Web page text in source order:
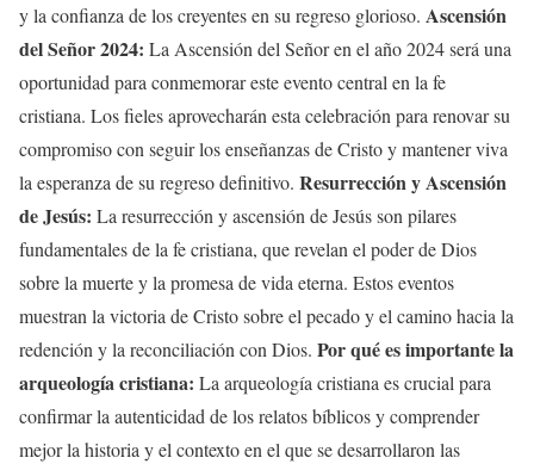
y la confianza de los creyentes en su regreso glorioso. Ascensión
del Señor 2024: La Ascensión del Señor en el año 2024 será una
oportunidad para conmemorar este evento central en la fe
cristiana. Los fieles aprovecharán esta celebración para renovar su
compromiso con seguir los enseñanzas de Cristo y mantener viva
la esperanza de su regreso definitivo. Resurrección y Ascensión
de Jesús: La resurrección y ascensión de Jesús son pilares
fundamentales de la fe cristiana, que revelan el poder de Dios
sobre la muerte y la promesa de vida eterna. Estos eventos
muestran la victoria de Cristo sobre el pecado y el camino hacia la
redención y la reconciliación con Dios. Por qué es importante la
arqueología cristiana: La arqueología cristiana es crucial para
confirmar la autenticidad de los relatos bíblicos y comprender
mejor la historia y el contexto en el que se desarrollaron las